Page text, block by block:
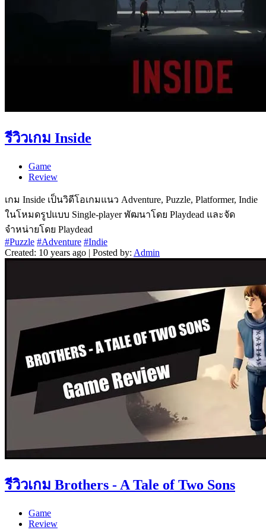
รีวิวเกม Inside
Game
Review
เกม Inside เป็นวิดีโอเกมแนว Adventure, Puzzle, Platformer, Indie
ในโหมดรูปแบบ Single-player พัฒนาโดย Playdead และจัด
จำหน่ายโดย Playdead
#Puzzle #Adventure #Indie
Created: 10 years ago | Posted by: Admin
รีวิวเกม Brothers - A Tale of Two Sons
Game
Review